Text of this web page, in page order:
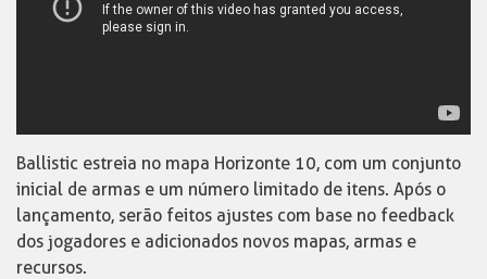
Ballistic estreia no mapa Horizonte 10, com um conjunto
inicial de armas e um número limitado de itens. Após o
lançamento, serão feitos ajustes com base no feedback
dos jogadores e adicionados novos mapas, armas e
recursos.